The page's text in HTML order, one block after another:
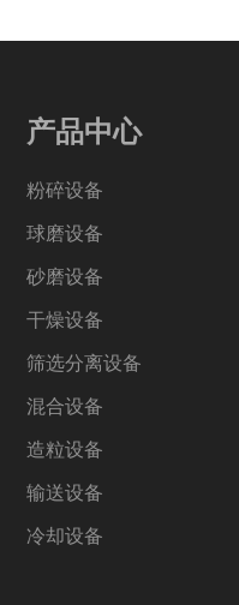
产品中心
粉碎设备
球磨设备
砂磨设备
干燥设备
筛选分离设备
混合设备
造粒设备
输送设备
冷却设备